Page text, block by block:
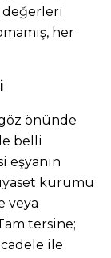
her
önünde
belli
eşyanın
kurumu
veya
tersine;
ile